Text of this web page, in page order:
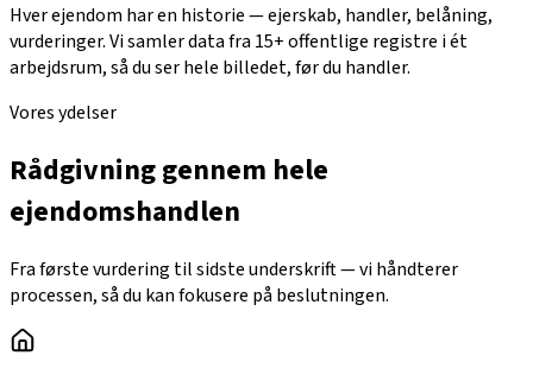
Hver ejendom har en historie — ejerskab, handler, belåning,
vurderinger. Vi samler data fra 15+ offentlige registre i ét
arbejdsrum, så du ser hele billedet, før du handler.
Vores ydelser
Rådgivning gennem hele
ejendomshandlen
Fra første vurdering til sidste underskrift — vi håndterer
processen, så du kan fokusere på beslutningen.